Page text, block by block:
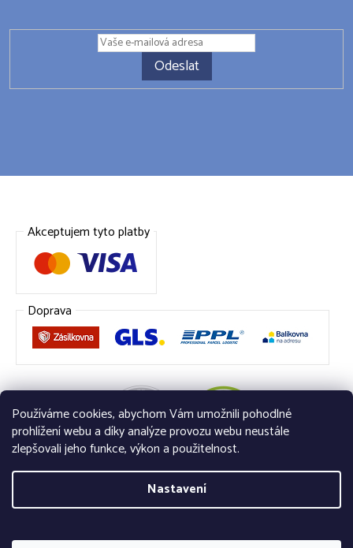
Používáme cookies, abychom Vám umožnili pohodlné
prohlížení webu a díky analýze provozu webu neustále
zlepšovali jeho funkce, výkon a použitelnost.
Nastavení
Odeslat
Akceptujem tyto platby
Doprava
Vytvořil Shoptet